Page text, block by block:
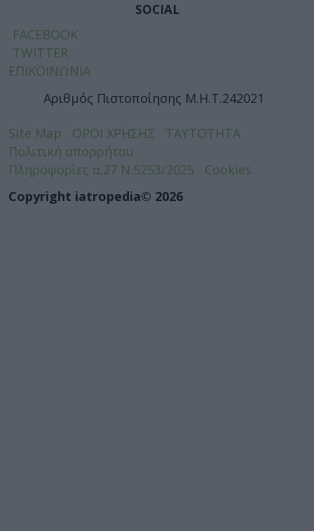
SOCIAL
FACEBOOK
TWITTER
ΕΠΙΚΟΙΝΩΝΙΑ
Αριθμός Πιστοποίησης Μ.Η.Τ.242021
Site Map ΟΡΟΙ ΧΡΗΣΗΣ
ΤΑΥΤΟΤΗΤΑ
Πολιτική απορρήτου
Πληροφορίες α.27 Ν.5253/2025
Cookies
Copyright iatropedia© 2026